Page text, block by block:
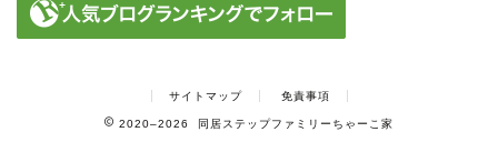
サイトマップ 免責事項
2020–2026 同居ステップファミリーちゃーこ家